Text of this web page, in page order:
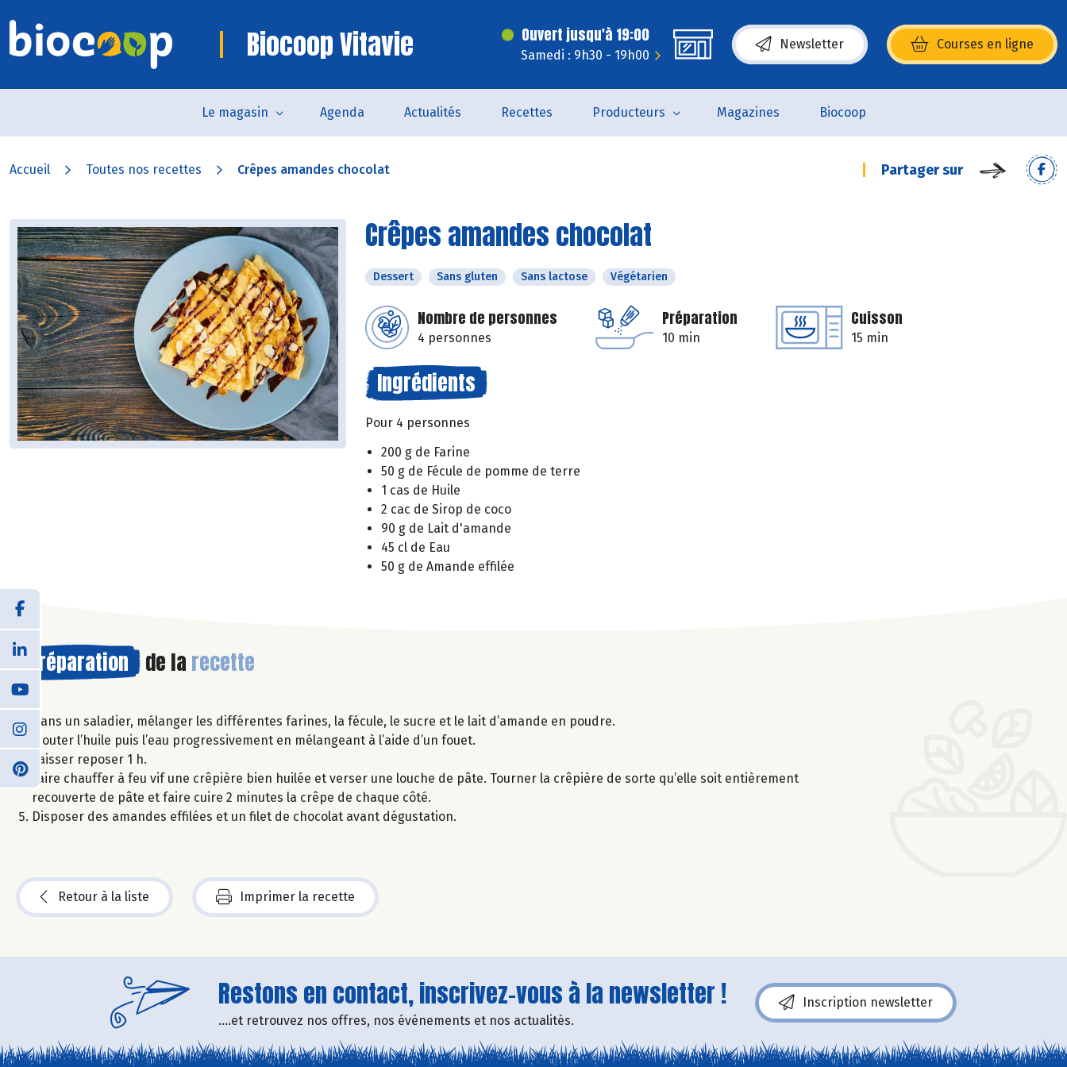
Biocoop Vitavie Ouvert jusqu'à 19:00
Samedi : 9h30 - 19h00
Newsletter Courses en ligne
(s’ouvre dans une nouvelle fenêtre)
Le magasin Agenda Actualités Recettes Producteurs Magazines Biocoop
Accueil Toutes nos recettes Crêpes amandes chocolat Partager sur
Crêpes amandes chocolat
Dessert Sans gluten Sans lactose Végétarien
Nombre de personnes
4 personnes
Préparation
10 min
Cuisson
15 min
Ingrédients
Pour 4 personnes
200 g de Farine
50 g de Fécule de pomme de terre
1 cas de Huile
2 cac de Sirop de coco
90 g de Lait d'amande
45 cl de Eau
50 g de Amande effilée
Préparation de la recette
Dans un saladier, mélanger les différentes farines, la fécule, le sucre et le lait d’amande en poudre.
Ajouter l’huile puis l’eau progressivement en mélangeant à l’aide d’un fouet.
Laisser reposer 1 h.
Faire chauffer à feu vif une crêpière bien huilée et verser une louche de pâte. Tourner la crêpière de sorte qu’elle soit entièrement
recouverte de pâte et faire cuire 2 minutes la crêpe de chaque côté.
Disposer des amandes effilées et un filet de chocolat avant dégustation.
Retour à la liste Imprimer la recette
Restons en contact, inscrivez-vous à la newsletter !
....et retrouvez nos offres, nos événements et nos actualités.
Inscription newsletter